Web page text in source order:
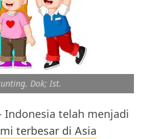
Dok; Ist.
Indonesia telah menjadi
terbesar di Asia